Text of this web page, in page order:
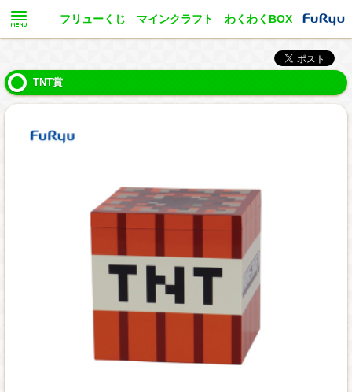
フリューくじ マインクラフト わくわくBOX
TNT賞